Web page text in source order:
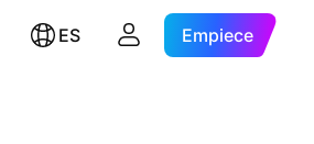
ES Empiece